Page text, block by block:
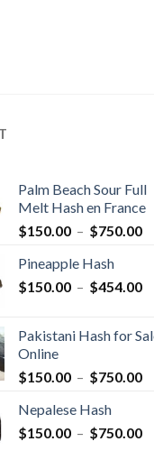
Palm Beach Sour Full
Melt Hash en France
$150.00 – $750.00
Pineapple Hash
$150.00 – $454.00
Pakistani Hash for
Online
$150.00 – $750.00
Nepalese Hash
$150.00 – $750.00